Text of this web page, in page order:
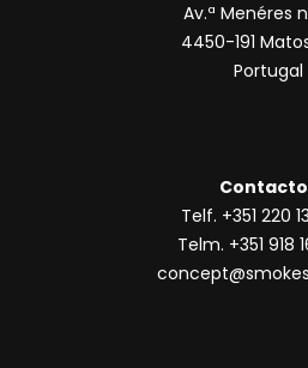
Av.ª Menéres
4450-191
Portugal
Telf. +351 220
Telm. +351 918